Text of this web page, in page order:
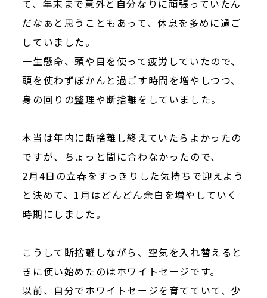
て、年末まで意外と自分なりに頑張っていたん
だなぁと思うこともあって、休息を多めに過ご
していました。
一生懸命、頭や目を使って疲労していたので、
頭を使わずぽかんと過ごす時間を増やしつつ、
身の回りの整理や断捨離をしていました。
本当は年内に断捨離し終えていたらよかったの
ですが、ちょっと間に合わなかったので、
2月4日の立春をすっきりした気持ちで迎えよう
と決めて、1月はどんどん余白を増やしていく
時期にしました。
こうして断捨離しながら、空気を入れ替えると
きに使い始めたのはホワイトセージです。
以前、自分でホワイトセージを育てていて、少